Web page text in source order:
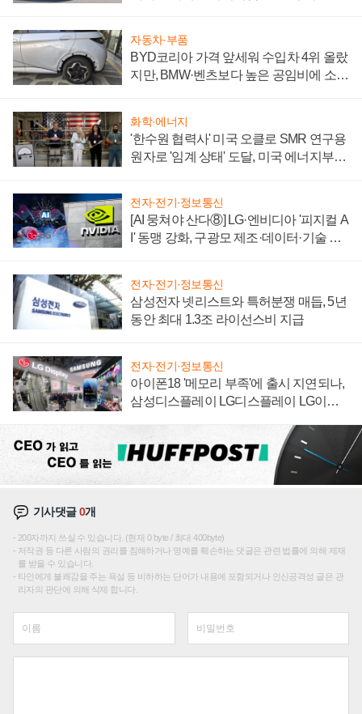
자동차·부품
BYD코리아 가격 앞세워 수입차 4위 올랐
지만, BMW·벤츠보다 높은 공임비에 소비
화학·에너지
'한수원 협력사' 미국 오클로 SMR 연구용
원자로 '임계 상태' 도달, 미국 에너지부
전자·전기·정보통신
[AI 뭉쳐야 산다⑧] LG·엔비디아 '피지컬 A
I' 동맹 강화, 구광모 제조·데이터·기술 결
전자·전기·정보통신
삼성전자 넷리스트와 특허분쟁 매듭, 5년
동안 최대 1.3조 라이선스비 지급
전자·전기·정보통신
아이폰18 '메모리 부족'에 출시 지연되나,
삼성디스플레이 LG디스플레이 LG이노
기사댓글0개
200자까지 쓰실 수 있습니다. (현재 0 byte / 최대 400byte)
저작권 등 다른 사람의 권리를 침해하거나 명예를 훼손하는 댓글은 관련 법률에 의해 제재
를 받을 수 있습니다.
타인에게 불쾌감을 주는 욕설 등 비하하는 단어가 내용에 포함되거나 인신공격성 글은 관
리자의 판단에 의해 삭제 합니다.